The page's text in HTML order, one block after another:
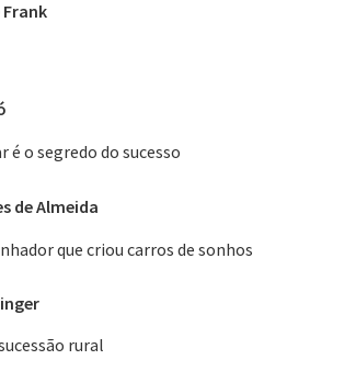
é o segredo do sucesso
de Almeida
que criou carros de sonhos
rural